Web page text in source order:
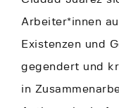
Arbeiter*innen
Existenzen und
gegendert und
in